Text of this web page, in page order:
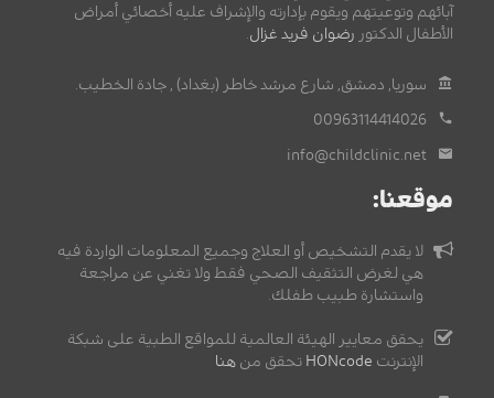
آبائهم وتوعيتهم ويقوم بإدارته والإشراف عليه أخصائي أمراض
الأطفال الدكتور رضوان فريد غزال.
سوريا, دمشق, شارع مرشد خاطر (بغداد) , جادة الخطيب.
00963114414026
info@childclinic.net
موقعنا:
لا يقدم التشخيص أو العلاج وجميع المعلومات الواردة فيه
هي لغرض التثقيف الصحي فقط ولا تغني عن مراجعة
واستشارة طبيب طفلك.
يحقق معايير الهيئة العالمية للمواقع الطبية على شبكة
الإنترنت HONcode تحقق من هنا